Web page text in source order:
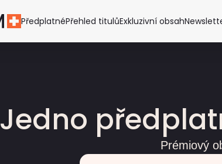
PředplatnéPřehled titulůExkluzivní obsah
Jedno
Prémiový